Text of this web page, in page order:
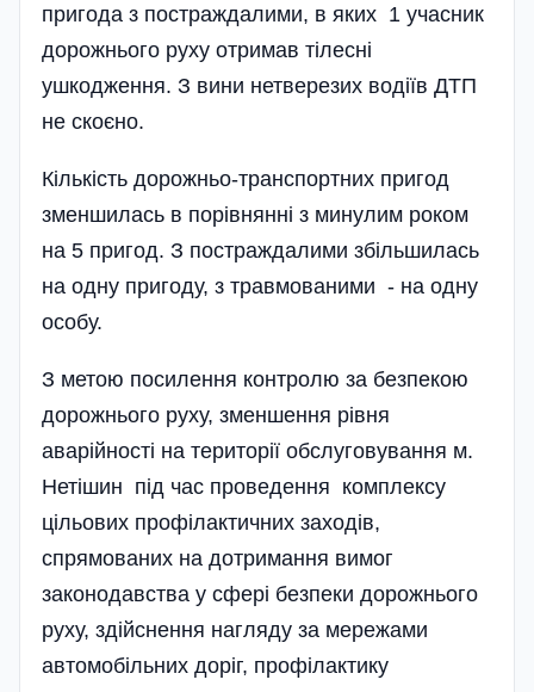
пригода з постраждалими, в яких 1 учасник
дорожнього руху отримав тілесні
ушкодження. З вини нетверезих водіїв ДТП
не скоєно.
Кількість дорожньо-транспортних пригод
зменшилась в порівнянні з минулим роком
на 5 пригод. З постраждалими збільшилась
на одну пригоду, з травмованими - на одну
особу.
З метою посилення контролю за безпекою
дорожнього руху, зменшення рівня
аварійності на території обслуговування м.
Нетішин під час проведення комплексу
цільових профі­лактичних заходів,
спрямованих на дотримання вимог
законодавства у сфері безпеки дорожнього
руху, здійснення нагляду за мережами
автомобільних доріг, профілактику